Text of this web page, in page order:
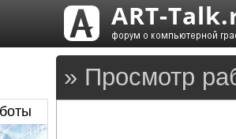
» Просмотр